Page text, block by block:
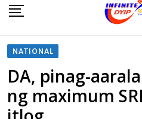
NATIONAL
DA, pinag-
ng maximum